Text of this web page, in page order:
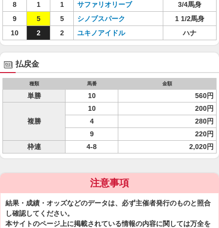
8
1 1 サファリオリーブ
3/4馬身
9
5 5 シノブスパーク
1 1/2馬身
10
2 2 ユキノアイドル ハナ
払戻金
種類 馬番 金額
単勝 10 560円
複勝
10
200円
4
280円
9
220円
枠連
4-8 2,020円
注意事項
結果・成績・オッズなどのデータは、必ず主催者発行のものと照合
し確認してください。
本サイトのページ上に掲載されている情報の内容に関しては万全を